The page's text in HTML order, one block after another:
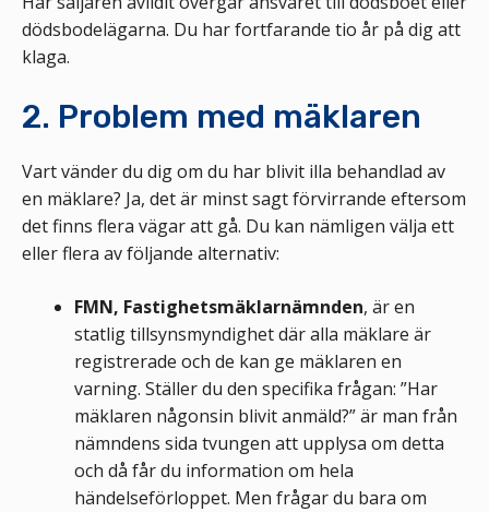
dödsbodelägarna. Du har fortfarande tio år på dig att
klaga.
2. Problem med mäklaren
Vart vänder du dig om du har blivit illa behandlad av
en mäklare? Ja, det är minst sagt förvirrande eftersom
det finns flera vägar att gå. Du kan nämligen välja ett
eller flera av följande alternativ:
FMN, Fastighetsmäklarnämnden, är en
statlig tillsynsmyndighet där alla mäklare är
registrerade och de kan ge mäklaren en
varning. Ställer du den specifika frågan: ”Har
mäklaren någonsin blivit anmäld?” är man från
nämndens sida tvungen att upplysa om detta
och då får du information om hela
händelseförloppet. Men frågar du bara om